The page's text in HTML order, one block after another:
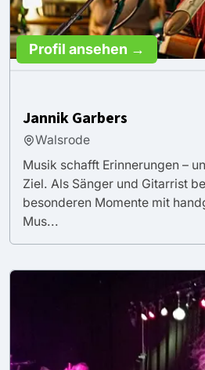
Profil ansehen →
Jannik Garbers
Walsrode
Musik schafft Erinnerungen –
Ziel. Als Sänger und Gitarrist
besonderen Momente mit
Mus...